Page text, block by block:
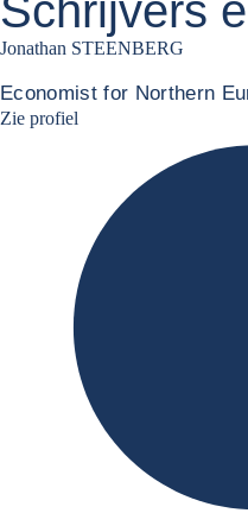
Schrijvers
Jonathan STEENBERG
Economist for Northern
Zie profiel